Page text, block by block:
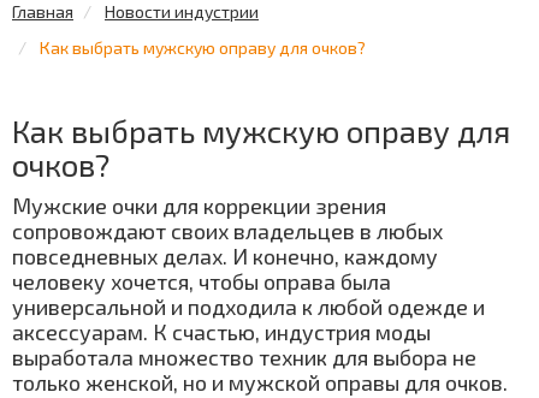
Главная
Новости индустрии
Как выбрать мужскую оправу для очков?
Как выбрать мужскую оправу для
очков?
Мужские очки для коррекции зрения
сопровождают своих владельцев в любых
повседневных делах. И конечно, каждому
человеку хочется, чтобы оправа была
универсальной и подходила к любой одежде и
аксессуарам. К счастью, индустрия моды
выработала множество техник для выбора не
только женской, но и мужской оправы для очков.